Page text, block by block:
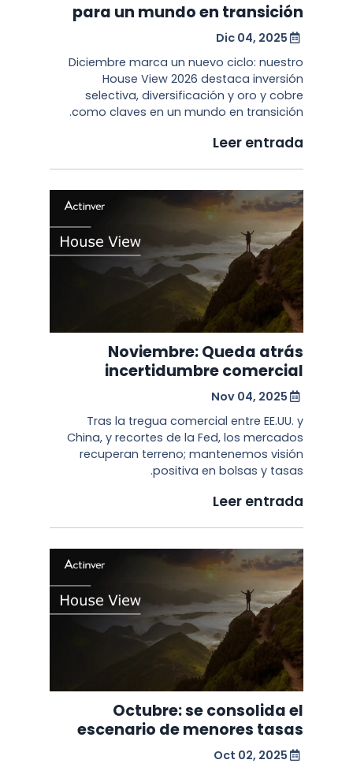
para un mundo en transición
Dic 04, 2025
Diciembre marca un nuevo ciclo: nuestro
House View 2026 destaca inversión
selectiva, diversificación y oro y cobre
como claves en un mundo en transición.
Leer entrada
Noviembre: Queda atrás
incertidumbre comercial
Nov 04, 2025
Tras la tregua comercial entre EE.UU. y
China, y recortes de la Fed, los mercados
recuperan terreno; mantenemos visión
positiva en bolsas y tasas.
Leer entrada
Octubre: se consolida el
escenario de menores tasas
Oct 02, 2025